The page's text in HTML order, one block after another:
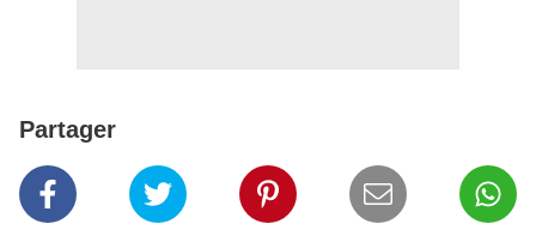
Partager